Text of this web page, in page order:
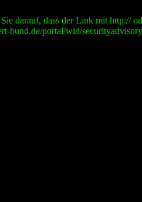
darauf, dass der Link mit http://
bund.de/portal/wid/